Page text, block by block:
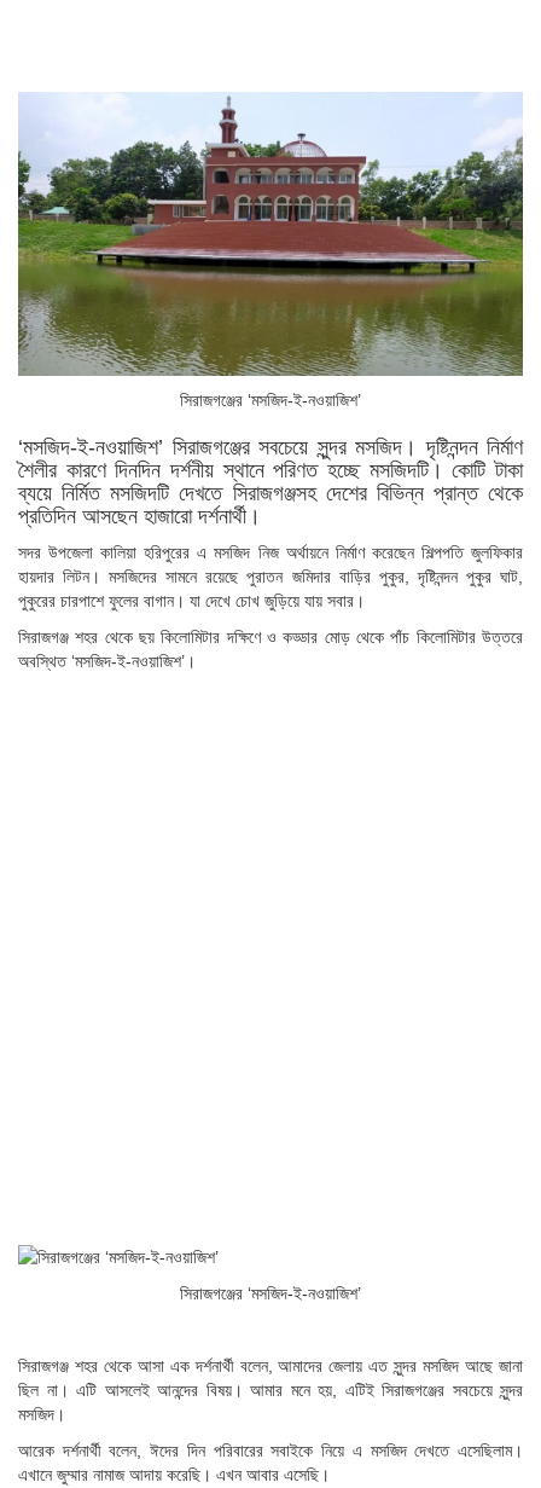
সিরাজগঞ্জের ‘মসজিদ-ই-নওয়াজিশ’
‘মসজিদ-ই-নওয়াজিশ’ সিরাজগঞ্জের সবচেয়ে সুন্দর মসজিদ। দৃষ্টিনন্দন নির্মাণ
শৈলীর কারণে দিনদিন দর্শনীয় স্থানে পরিণত হচ্ছে মসজিদটি। কোটি টাকা
ব্যয়ে নির্মিত মসজিদটি দেখতে সিরাজগঞ্জসহ দেশের বিভিন্ন প্রান্ত থেকে
প্রতিদিন আসছেন হাজারো দর্শনার্থী।
সদর উপজেলা কালিয়া হরিপুরের এ মসজিদ নিজ অর্থায়নে নির্মাণ করেছেন শিল্পপতি জুলফিকার
হায়দার লিটন। মসজিদের সামনে রয়েছে পুরাতন জমিদার বাড়ির পুকুর, দৃষ্টিনন্দন পুকুর ঘাট,
পুকুরের চারপাশে ফুলের বাগান। যা দেখে চোখ জুড়িয়ে যায় সবার।
সিরাজগঞ্জ শহর থেকে ছয় কিলোমিটার দক্ষিণে ও কড্ডার মোড় থেকে পাঁচ কিলোমিটার উত্তরে
অবস্থিত ‘মসজিদ-ই-নওয়াজিশ’।
সিরাজগঞ্জের ‘মসজিদ-ই-নওয়াজিশ’
সিরাজগঞ্জ শহর থেকে আসা এক দর্শনার্থী বলেন, আমাদের জেলায় এত সুন্দর মসজিদ আছে জানা
ছিল না। এটি আসলেই আনন্দের বিষয়। আমার মনে হয়, এটিই সিরাজগঞ্জের সবচেয়ে সুন্দর
মসজিদ।
আরেক দর্শনার্থী বলেন, ঈদের দিন পরিবারের সবাইকে নিয়ে এ মসজিদ দেখতে এসেছিলাম।
এখানে জুম্মার নামাজ আদায় করেছি। এখন আবার এসেছি।